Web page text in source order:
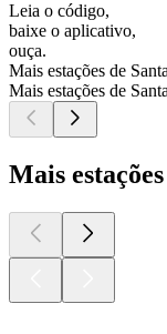
Leia o código,
baixe o aplicativo,
ouça.
Mais estações de
Mais estações de
Mais